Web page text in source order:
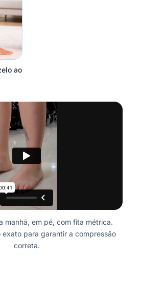
ao
manhã, em pé, com fita métrica.
exato para garantir a compressão
correta.